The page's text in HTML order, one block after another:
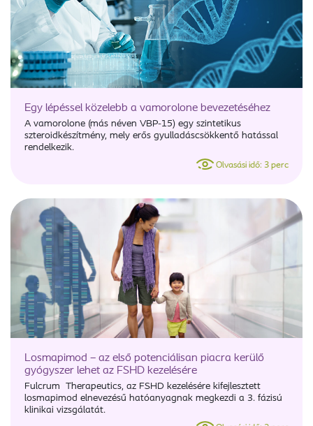
Egy lépéssel közelebb a vamorolone bevezetéséhez
A vamorolone (más néven VBP-15) egy szintetikus
szteroidkészítmény, mely erős gyulladáscsökkentő hatással
rendelkezik.
Olvasási idő: 3 perc
Losmapimod – az első potenciálisan piacra kerülő
gyógyszer lehet az FSHD kezelésére
Fulcrum Therapeutics, az FSHD kezelésére kifejlesztett
losmapimod elnevezésű hatóanyagnak megkezdi a 3. fázisú
klinikai vizsgálatát.